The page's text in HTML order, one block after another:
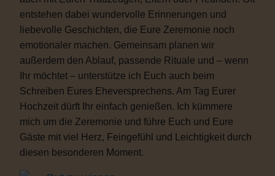
entstehen dabei wundervolle Erinnerungen und
liebevolle Geschichten, die Eure Zeremonie noch
emotionaler machen. Gemeinsam planen wir
außerdem den Ablauf, passende Rituale und – wenn
Ihr möchtet – unterstütze ich Euch auch beim
Schreiben Eures Eheversprechens. Am Tag Eurer
Hochzeit dürft Ihr einfach genießen. Ich kümmere
mich um die Zeremonie und führe Euch und Eure
Gäste mit viel Herz, Feingefühl und Leichtigkeit durch
diesen besonderen Moment.